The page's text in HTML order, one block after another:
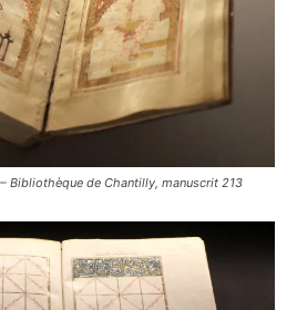
Bibliothèque de Chantilly, manuscrit 213